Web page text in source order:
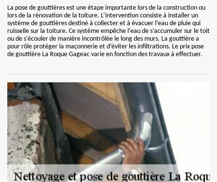
La pose de gouttières est une étape importante lors de la construction ou
lors de la rénovation de la toiture. L’intervention consiste à installer un
système de gouttières destiné à collecter et à évacuer l’eau de pluie qui
ruisselle sur la toiture. Ce système empêche l'eau de s’accumuler sur le toit
ou de s'écouler de manière incontrôlée le long des murs. La gouttière a
pour rôle protéger la maçonnerie et d’éviter les infiltrations. Le prix pose
de gouttière La Roque Gageac varie en fonction des travaux à effectuer.